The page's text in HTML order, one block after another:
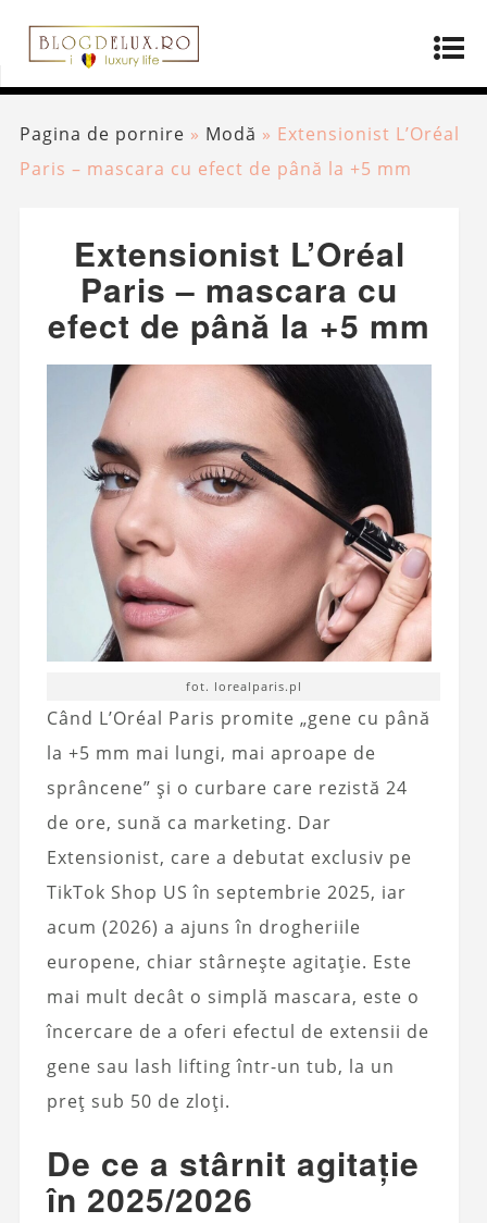
Pagina de pornire » Modă » Extensionist L’Oréal
Paris – mascara cu efect de până la +5 mm
Extensionist L’Oréal
Paris – mascara cu
efect de până la +5 mm
fot. lorealparis.pl
Când L’Oréal Paris promite „gene cu până
la +5 mm mai lungi, mai aproape de
sprâncene” și o curbare care rezistă 24
de ore, sună ca marketing. Dar
Extensionist, care a debutat exclusiv pe
TikTok Shop US în septembrie 2025, iar
acum (2026) a ajuns în drogheriile
europene, chiar stârnește agitație. Este
mai mult decât o simplă mascara, este o
încercare de a oferi efectul de extensii de
gene sau lash lifting într-un tub, la un
preț sub 50 de zloți.
De ce a stârnit agitație
în 2025/2026